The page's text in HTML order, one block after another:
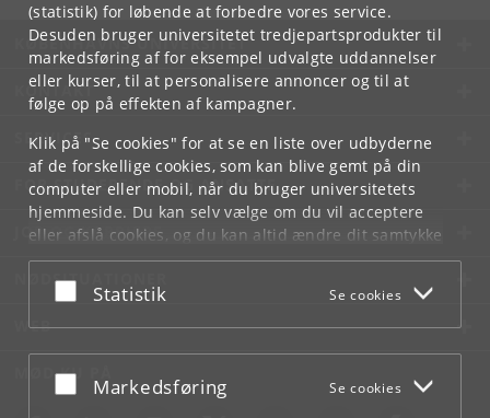
(statistik) for løbende at forbedre vores service.
Desuden bruger universitetet tredjepartsprodukter til
markedsføring af for eksempel udvalgte uddannelser
eller kurser, til at personalisere annoncer og til at
følge op på effekten af kampagner.
Klik på "Se cookies" for at se en liste over udbyderne
af de forskellige cookies, som kan blive gemt på din
computer eller mobil, når du bruger universitetets
hjemmeside. Du kan selv vælge om du vil acceptere
eller afslå cookies, og du kan altid ændre dit samtykke
underCookie- og privatlivspolitiksom du finder i
bunden af hver side.
Acceptér eller afslå
Statistik Se cookies
Acceptér eller afslå
Markedsføring Se cookies
KØBENHAVNS UNIVERSITET
KONTAKT
SERVICES
FOR STUDERENDE OG ANSATTE
JOB OG KARRIERE
NØDSITUATIONER
WEB
MØD KU PÅ